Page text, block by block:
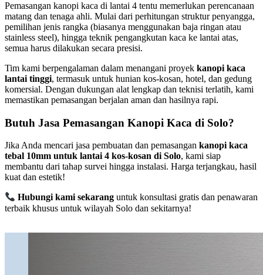
Pemasangan kanopi kaca di lantai 4 tentu memerlukan perencanaan
matang dan tenaga ahli. Mulai dari perhitungan struktur penyangga,
pemilihan jenis rangka (biasanya menggunakan baja ringan atau
stainless steel), hingga teknik pengangkutan kaca ke lantai atas,
semua harus dilakukan secara presisi.
Tim kami berpengalaman dalam menangani proyek kanopi kaca
lantai tinggi, termasuk untuk hunian kos-kosan, hotel, dan gedung
komersial. Dengan dukungan alat lengkap dan teknisi terlatih, kami
memastikan pemasangan berjalan aman dan hasilnya rapi.
Butuh Jasa Pemasangan Kanopi Kaca di Solo?
Jika Anda mencari jasa pembuatan dan pemasangan kanopi kaca
tebal 10mm untuk lantai 4 kos-kosan di Solo, kami siap
membantu dari tahap survei hingga instalasi. Harga terjangkau, hasil
kuat dan estetik!
Hubungi kami sekarang untuk konsultasi gratis dan penawaran
terbaik khusus untuk wilayah Solo dan sekitarnya!